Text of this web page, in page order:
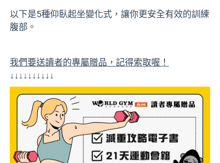
以下是5種仰臥起坐變化式，讓你更安全有效的訓練
腹部。
我們要送讀者的專屬贈品，記得索取喔！
↓↓↓↓↓↓↓↓↓↓